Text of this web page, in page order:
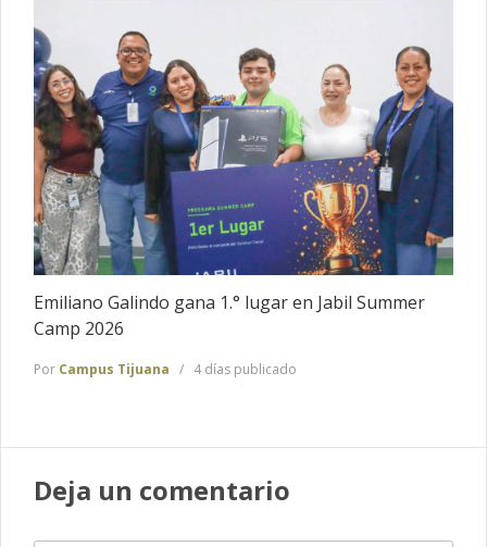
Emiliano Galindo gana 1.° lugar en Jabil Summer
Camp 2026
Por Campus Tijuana 4 días publicado
Deja un comentario